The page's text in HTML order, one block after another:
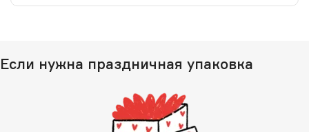
Если нужна праздничная упаковка